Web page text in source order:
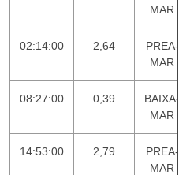
MAR
02:14:00 2,64
PREA-
MAR
08:27:00 0,39
BAIXA-
MAR
14:53:00 2,79
PREA-
MAR